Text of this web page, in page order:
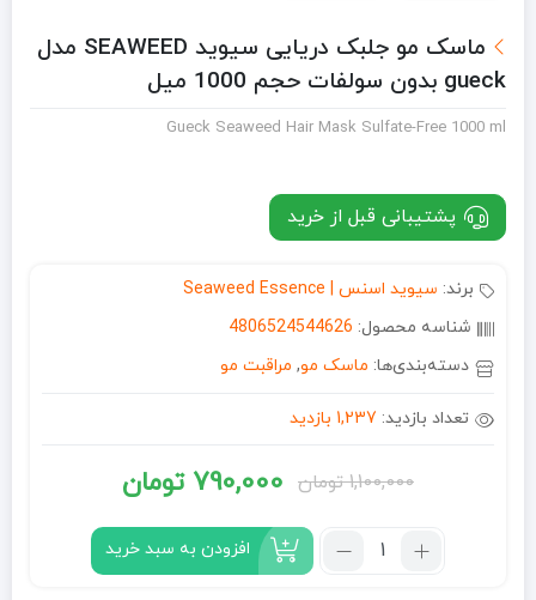
ماسک مو جلبک دریایی سیوید SEAWEED مدل
gueck بدون سولفات حجم 1000 میل
Gueck Seaweed Hair Mask Sulfate-Free 1000 ml
پشتیبانی قبل از خرید
برند: سیوید اسنس | Seaweed Essence
شناسه محصول: 4806524544626
دسته‌بندی‌ها: ماسک مو, مراقبت مو
تعداد بازدید: 1,237 بازدید
1,100,000 تومان
قیمت
اصلی:
1,100,000 تومان
790,000 تومان قیمت
فعلی:
790,000 تومان.
تعداد:
افزودن به سبد خرید